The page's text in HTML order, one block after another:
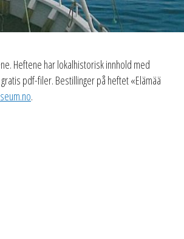
Heftene har lokalhistorisk innhold med
pdf-filer. Bestillinger på heftet «Elämää
.